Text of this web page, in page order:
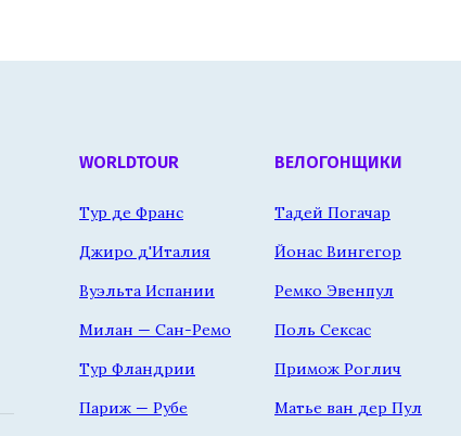
WORLDTOUR
Тур де Франс
Джиро д'Италия
Вуэльта Испании
Милан — Сан-Ремо
Тур Фландрии
Париж — Рубе
ВЕЛОГОНЩИКИ
Тадей Погачар
Йонас Вингегор
Ремко Эвенпул
Поль Сексас
Примож Роглич
Матье ван дер Пул